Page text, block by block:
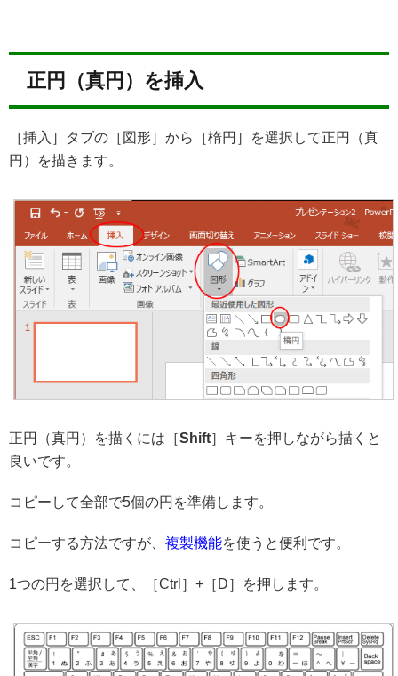
正円（真円）を挿入
［挿入］タブの［図形］から［楕円］を選択して正円（真
円）を描きます。
正円（真円）を描くには［Shift］キーを押しながら描くと
良いです。
コピーして全部で5個の円を準備します。
コピーする方法ですが、 複製機能を使うと便利です。
1つの円を選択して、［Ctrl］+［D］を押します。